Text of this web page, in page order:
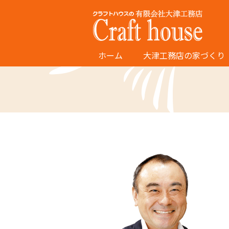
ホーム 大津工務店の家づくり